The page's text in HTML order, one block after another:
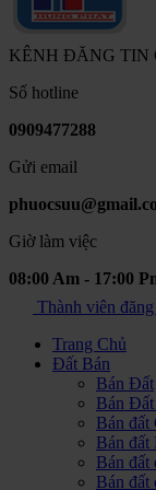
KÊNH ĐĂNG TIN
Số hotline
0909477288
Gửi email
Giờ làm việc
08:00 Am - 17:00
Thành viên
Trang Chủ
Đất Bán
Bán Đất
Bán
Bán đất
Bán đất
Bán đất
Bán đất